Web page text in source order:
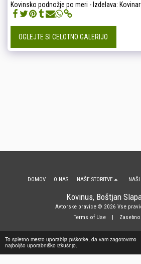
To spletno mesto uporablja piškotke, da vam zagotovimo
najboljšo uporabniško izkušnjo.
Kovinsko podnožje po meri - Izdelava:
OGLEJTE SI CELOTNO GALERIJO
Kovinus, Boštjan
Avtorske pravice © 2026 Vse
Terms of Use |
DOMOV O NAS NAŠE STORITVE NAŠI